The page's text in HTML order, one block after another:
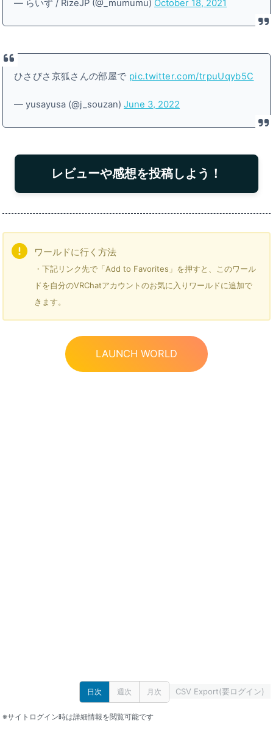
— らいず / RizeJP (@_mumumu) October 18, 2021
ひさびさ京狐さんの部屋で pic.twitter.com/trpuUqyb5C
— yusayusa (@j_souzan)June 3, 2022
レビューや感想を投稿しよう！
ワールドに行く方法
・下記リンク先で「Add to Favorites」を押すと、このワール
ドを自分のVRChatアカウントのお気に入りワールドに追加で
きます。
LAUNCH WORLD
日次 週次 月次 CSV Export(要ログイン)
※サイトログイン時は詳細情報を閲覧可能です